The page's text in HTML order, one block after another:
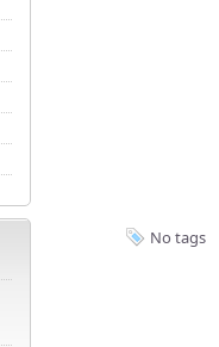
No tags